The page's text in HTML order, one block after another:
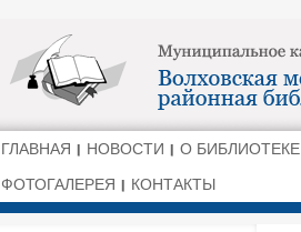
ГЛАВНАЯ НОВОСТИ О БИБЛИОТЕКЕ
ФОТОГАЛЕРЕЯ
КОНТАКТЫ